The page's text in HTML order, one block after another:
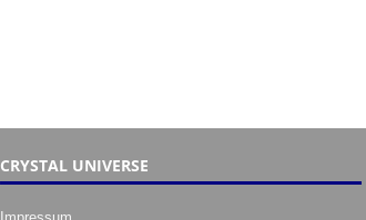
CRYSTAL UNIVERSE